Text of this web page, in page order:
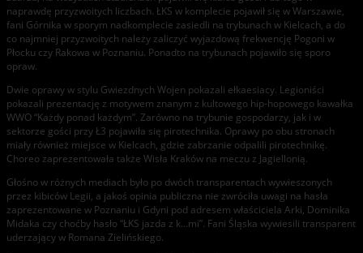
naprawdę przyzwoitych liczbach. ŁKS w komplecie pojawił się w Warszawie,
fani Górnika w sporym nadkomplecie zasiedli na trybunach w Kielcach, a do
co najmniej przyzwoitych należy zaliczyć wyjazdową frekwencję Pogoni w
Płocku czy Rakowa w Poznaniu. Ponadto na trybunach pojawiło się sporo
opraw.
Dwie oprawy w stylu Gwiezdnych Wojen pokazali ełkaesiacy. Legioniści
pokazali prezentację z motywem znanym z kultowego hip-hopowego kawałka
WWO “Każdy ponad każdym”. Zarówno na trybunie gospodarzy, jak i w
sektorze gości przy Ł3 pojawiła się pirotechnika. Oprawy po obu stronach
miały również miejsce w Kielcach, gdzie zabrzanie odpalili pirotechnikę.
Choreo zaprezentowała także Wisła Kraków na meczu z Jagiellonią.
Głośno w różnych mediach było po dwóch transparentach wywieszonych
przez kibiców Legii, a jakoś opinia publiczna nie zwróciła uwagi na hasła
zaprezentowane w Poznaniu i Gdyni pod adresem właściciela Arki, Dominika
Midaka czy choćby hasło “ŁKS jazda z k…mi”. Fani Śląska wywiesili transparent
uderzający w Romana Zielińskiego.